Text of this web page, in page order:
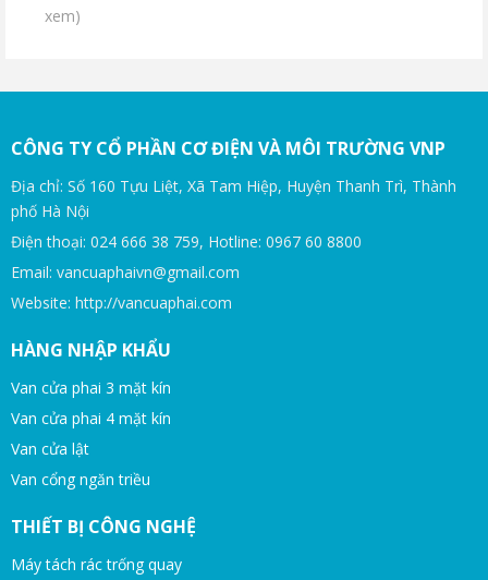
xem)
CÔNG TY CỔ PHẦN CƠ ĐIỆN VÀ MÔI TRƯỜNG VNP
Địa chỉ: Số 160 Tựu Liệt, Xã Tam Hiệp, Huyện Thanh Trì, Thành
phố Hà Nội
Điện thoại: 024 666 38 759, Hotline: 0967 60 8800
Email: vancuaphaivn@gmail.com
Website: http://vancuaphai.com
HÀNG NHẬP KHẨU
Van cửa phai 3 mặt kín
Van cửa phai 4 mặt kín
Van cửa lật
Van cổng ngăn triều
THIẾT BỊ CÔNG NGHỆ
Máy tách rác trống quay